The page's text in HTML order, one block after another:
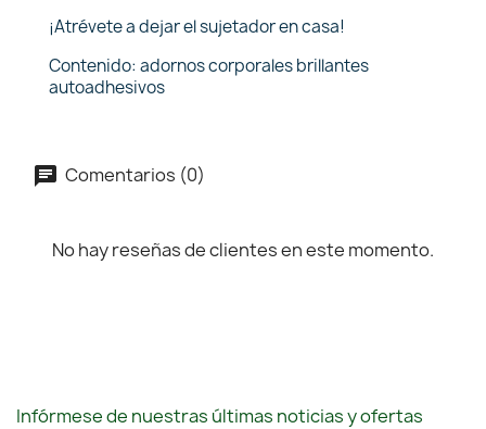
¡Atrévete a dejar el sujetador en casa!
Contenido: adornos corporales brillantes
autoadhesivos
Comentarios (0)
No hay reseñas de clientes en este momento.
Infórmese de nuestras últimas noticias y ofertas